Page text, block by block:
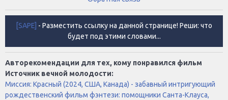
[SAPE] - Разместить ссылку на данной странице! Реши: что
будет под этими словами...
Авторекомендации для тех, кому понравился фильм
Источник вечной молодости:
Миссия: Красный (2024, США, Канада) - забавный интригующий
рождественский фильм фэнтези: помощники Санта-Клауса,